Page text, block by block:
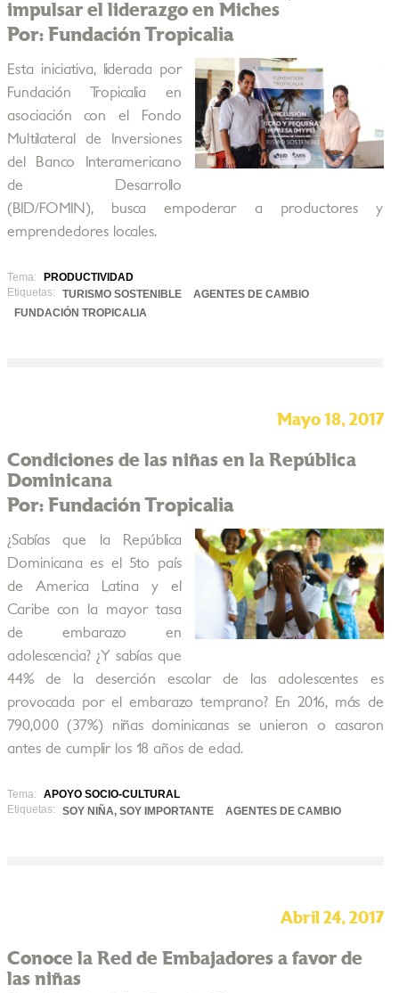
impulsar el liderazgo en Miches
Por: Fundación Tropicalia
Esta iniciativa, liderada por
Fundación Tropicalia en
asociación con el Fondo
Multilateral de Inversiones
del Banco Interamericano
de Desarrollo
(BID/FOMIN), busca empoderar a productores y
emprendedores locales.
Tema:
PRODUCTIVIDAD
Etiquetas:
TURISMO SOSTENIBLE
AGENTES DE CAMBIO
FUNDACIÓN TROPICALIA
Mayo 18, 2017
Condiciones de las niñas en la República
Dominicana
Por: Fundación Tropicalia
¿Sabías que la República
Dominicana es el 5to país
de America Latina y el
Caribe con la mayor tasa
de embarazo en
adolescencia? ¿Y sabías que
44% de la deserción escolar de las adolescentes es
provocada por el embarazo temprano? En 2016, más de
790,000 (37%) niñas dominicanas se unieron o casaron
antes de cumplir los 18 años de edad.
Tema:
APOYO SOCIO-CULTURAL
Etiquetas:
SOY NIÑA, SOY IMPORTANTE AGENTES DE CAMBIO
Abril 24, 2017
Conoce la Red de Embajadores a favor de
las niñas